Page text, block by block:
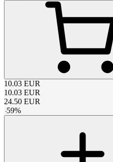
10.03 EUR
10.03 EUR
24.50 EUR
-59%